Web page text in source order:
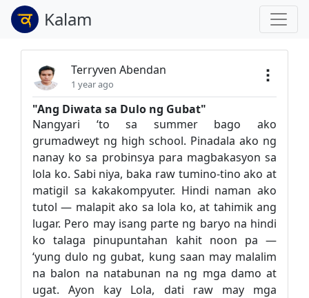
Kalam
Terryven Abendan
1 year ago
"Ang Diwata sa Dulo ng Gubat"
Nangyari ‘to sa summer bago ako
grumadweyt ng high school. Pinadala ako ng
nanay ko sa probinsya para magbakasyon sa
lola ko. Sabi niya, baka raw tumino-tino ako at
matigil sa kakakompyuter. Hindi naman ako
tutol — malapit ako sa lola ko, at tahimik ang
lugar. Pero may isang parte ng baryo na hindi
ko talaga pinupuntahan kahit noon pa —
‘yung dulo ng gubat, kung saan may malalim
na balon na natabunan na ng mga damo at
ugat. Ayon kay Lola, dati raw may mga